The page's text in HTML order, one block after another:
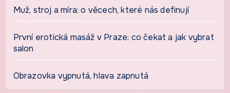
Muž, stroj a míra: o věcech, které nás definují
První erotická masáž v Praze: co čekat a jak vybrat
salon
Obrazovka vypnutá, hlava zapnutá